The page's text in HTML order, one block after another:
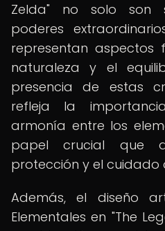
Zelda" no solo son
poderes
representan aspectos
naturaleza y el
presencia de estas
refleja la
armonía entre los
papel crucial que
protección y el cuidado
Además, el diseño
Elementales en "The